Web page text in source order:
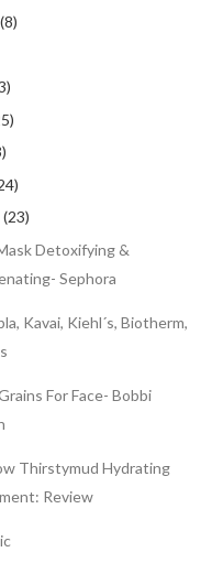
(8)
(23)
Detoxifying &
Sephora
Kavai, Kiehl´s, Biotherm,
For Face- Bobbi
Thirstymud Hydrating
Review